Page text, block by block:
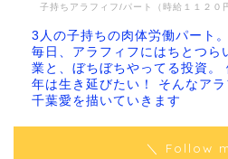
子持ちアラフィフ/パート（時給１１２０
3人の子持ちの肉体労働パート
毎日、アラフィフにはちとつら
業と、ぼちぼちやってる投資。
年は生き延びたい！ そんなアラ
千葉愛を描いていきます
＼ Follow